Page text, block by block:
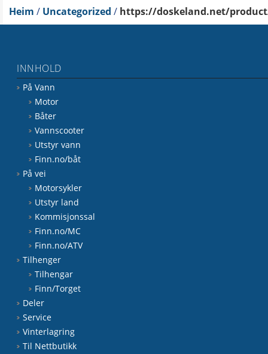
Heim / Uncategorized / https://doskeland.net/
INNHOLD
På Vann
Motor
Båter
Vannscooter
Utstyr vann
Finn.no/båt
På vei
Motorsykler
Utstyr land
Kommisjonssal
Finn.no/MC
Finn.no/ATV
Tilhenger
Tilhengar
Finn/Torget
Deler
Service
Vinterlagring
Til Nettbutikk